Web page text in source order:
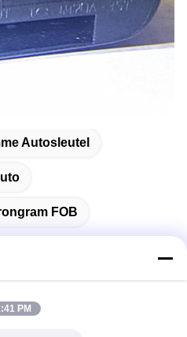
Autosleutel
FOB
PM